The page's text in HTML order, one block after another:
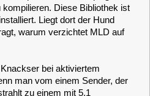
einem mit 5.1
> Hisense Fernseher ->
machen?
»